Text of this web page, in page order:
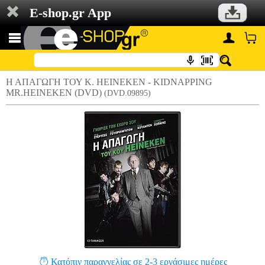
E-shop.gr App
Η ΑΠΑΓΩΓΗ ΤΟΥ Κ. HEINEKEN - KIDNAPPING
MR.HEINEKEN (DVD) (DVD.09895)
Κατόπιν παραγγελίας σε 2-3 εργάσιμες ημέρες